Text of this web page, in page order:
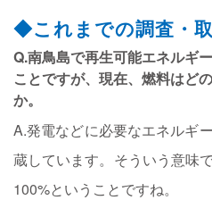
◆これまでの調査・
Q.南鳥島で再生可能エネルギ
ことですが、現在、燃料はど
か。
A.発電などに必要なエネルギ
蔵しています。そういう意味
100%ということですね。